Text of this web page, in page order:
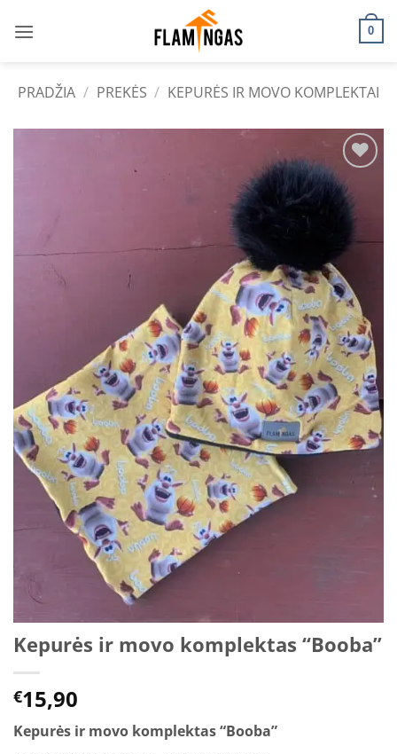
0
PRADŽIA / PREKĖS / KEPURĖS IR MOVO KOMPLEKTAI
Add to
wishlist
Kepurės ir movo komplektas “Booba”
€15,90
Kepurės ir movo komplektas “Booba”